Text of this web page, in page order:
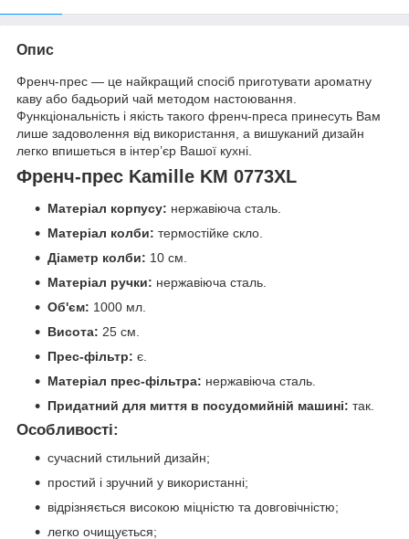
Опис
Френч-прес — це найкращий спосіб приготувати ароматну
каву або бадьорий чай методом настоювання.
Функціональність і якість такого френч-преса принесуть Вам
лише задоволення від використання, а вишуканий дизайн
легко впишеться в інтер’єр Вашої кухні.
Френч-прес Kamille KM 0773XL
Матеріал корпусу: нержавіюча сталь.
Матеріал колби: термостійке скло.
Діаметр колби: 10 см.
Матеріал ручки: нержавіюча сталь.
Об'єм: 1000 мл.
Висота: 25 см.
Прес-фільтр: є.
Матеріал прес-фільтра: нержавіюча сталь.
Придатний для миття в посудомийній машині: так.
Особливості:
сучасний стильний дизайн;
простий і зручний у використанні;
відрізняється високою міцністю та довговічністю;
легко очищується;